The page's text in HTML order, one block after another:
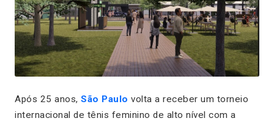
Após 25 anos, São Paulo volta a receber um torneio
internacional de tênis feminino de alto nível com a